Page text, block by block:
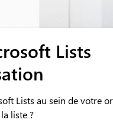
Lists
Lists au sein de votre
liste ?